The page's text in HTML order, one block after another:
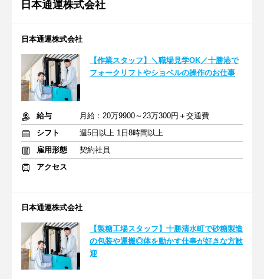
日本通運株式会社
日本通運株式会社
【作業スタッフ】＼職場見学OK／十勝港で
フォークリフトやショベルの操作のお仕事
給与
月給：20万9900～23万300円＋交通費
シフト
週5日以上 1日8時間以上
雇用形態
契約社員
アクセス
日本通運株式会社
【製糖工場スタッフ】十勝清水町で砂糖製造
の包装や運搬◎体を動かす仕事が好きな方歓
迎